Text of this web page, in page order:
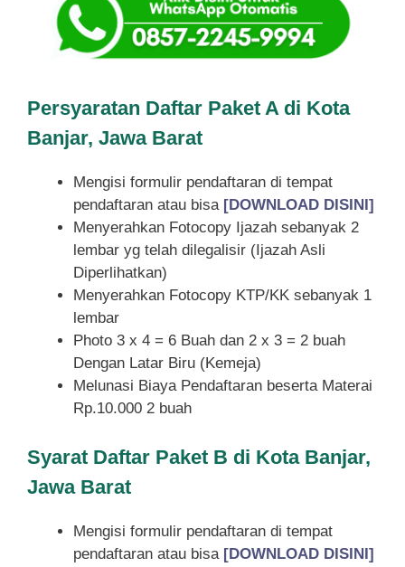
Persyaratan Daftar Paket A di Kota
Banjar, Jawa Barat
Mengisi formulir pendaftaran di tempat
pendaftaran atau bisa [DOWNLOAD DISINI]
Menyerahkan Fotocopy Ijazah sebanyak 2
lembar yg telah dilegalisir (Ijazah Asli
Diperlihatkan)
Menyerahkan Fotocopy KTP/KK sebanyak 1
lembar
Photo 3 x 4 = 6 Buah dan 2 x 3 = 2 buah
Dengan Latar Biru (Kemeja)
Melunasi Biaya Pendaftaran beserta Materai
Rp.10.000 2 buah
Syarat Daftar Paket B di Kota Banjar,
Jawa Barat
Mengisi formulir pendaftaran di tempat
pendaftaran atau bisa [DOWNLOAD DISINI]